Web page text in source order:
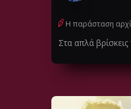
Η παράσταση
Στα απλά βρίσκεις